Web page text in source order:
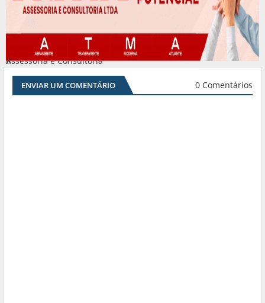
Assessoria e Consultoria
#
ENVIAR UM COMENTÁRIO 0 Comentários